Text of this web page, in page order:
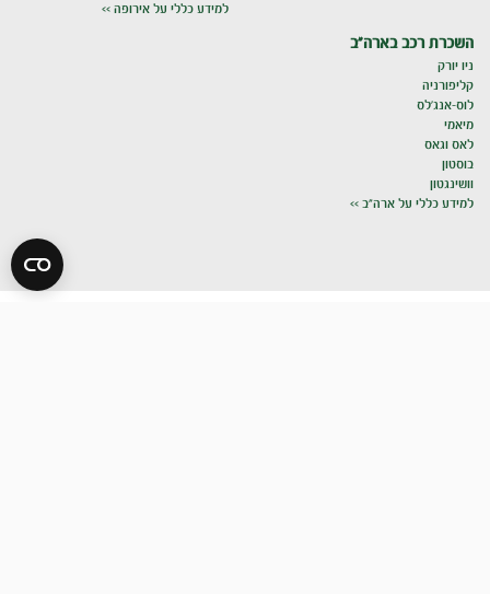
למידע כללי על אירופה >>
השכרת רכב בארה"ב
ניו יורק
קליפורניה
לוס-אנג'לס
מיאמי
לאס וגאס
בוסטון
וושינגטון
למידע כללי על ארה"ב >>